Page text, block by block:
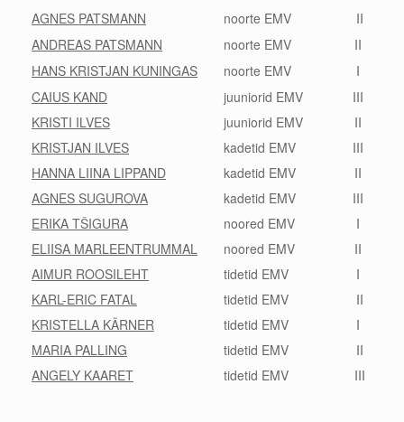
AGNES PATSMANN noorte EMV II
ANDREAS PATSMANN
noorte EMV II
HANS KRISTJAN KUNINGAS
noorte EMV I
CAIUS KAND
juuniorid EMV III
KRISTI ILVES
juuniorid EMV II
KRISTJAN ILVES
kadetid EMV III
HANNA LIINA LIPPAND
kadetid EMV II
AGNES SUGUROVA
kadetid EMV III
ERIKA TŠIGURA
noored EMV I
ELIISA MARLEENTRUMMAL
noored EMV II
AIMUR ROOSILEHT
tidetid EMV I
KARL-ERIC FATAL
tidetid EMV II
KRISTELLA KÄRNER
tidetid EMV I
MARIA PALLING
tidetid EMV II
ANGELY KAARET
tidetid EMV III